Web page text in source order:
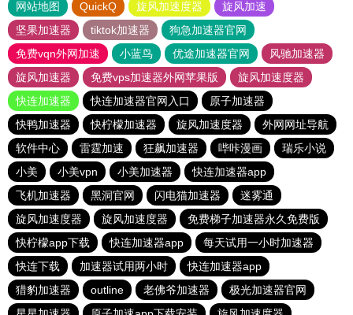
网站地图 QuickQ 旋风加速度器
旋风加速
坚果加速器
tiktok加速器
狗急加速器官网
免费vqn外网加速
小蓝鸟 优途加速器官网
风驰加速器
旋风加速器
免费vps加速器外网苹果版
旋风加速度器
快连加速器
快连加速器官网入口
原子加速器
快鸭加速器
快柠檬加速器 旋风加速度器
外网网址导航
软件中心
雷霆加速 狂飙加速器 哔咔漫画
瑞乐小说
小美
小美vpn 小美加速器
快连加速器app
飞机加速器
黑洞官网 闪电猫加速器
迷雾通
旋风加速度器
旋风加速度器
免费梯子加速器永久免费版
快柠檬app下载
快连加速器app
每天试用一小时加速器
快连下载
加速器试用两小时
快连加速器app
猎豹加速器
outline 老佛爷加速器
极光加速器官网